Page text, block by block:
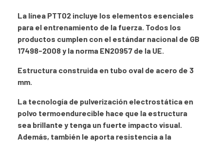
La línea PTT02 incluye los elementos esenciales
para el entrenamiento de la fuerza. Todos los
productos cumplen con el estándar nacional de GB
17498-2008 y la norma EN20957 de la UE.
Estructura construida en tubo oval de acero de 3
mm.
La tecnología de pulverización electrostática en
polvo termoendurecible hace que la estructura
sea brillante y tenga un fuerte impacto visual.
Además, también le aporta resistencia a la